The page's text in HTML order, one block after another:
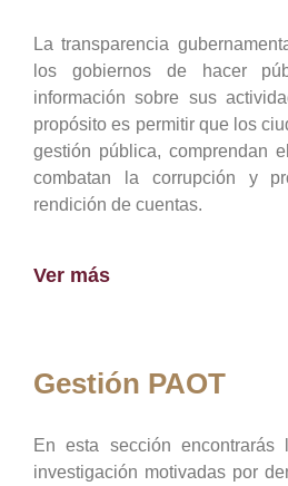
La transparencia
los gobiernos de hacer
información sobre sus
propósito es permitir que los
gestión pública, comprendan
combatan la corrupción y
rendición de cuentas.
Ver más
Gestión PAOT
En esta sección
investigación motivadas por